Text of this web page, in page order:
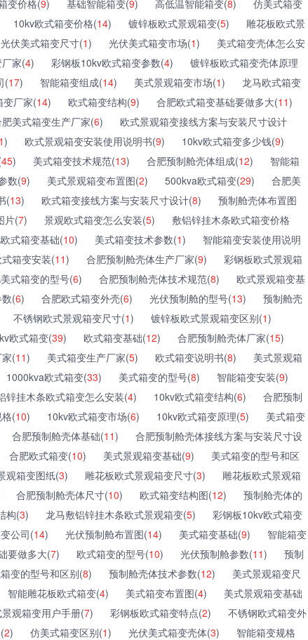
变价格(9) 基础智能箱变(9) 高低温智能箱变(8)
仿美式箱变
10kv欧式箱变价格(14) 镀锌板欧式景观箱变(5)
雕花板欧式景
光伏美式箱变尺寸(1) 光伏美式箱变市场(1)
美式箱变壳体怎么安
家(4) 彩钢板10kv欧式箱变参数(4)
镀锌板欧式箱变壳体原理
(17) 智能箱变组成(14) 美式景观箱变市场(1)
龙马欧式箱变
变厂家(14) 欧式箱变结构(9) 合肥欧式箱变基础要做多大(11)
美式箱变生产厂家(6)
欧式景观箱变接线方案与安装尺寸设计
) 欧式景观箱变安装使用说明书(9) 10kv欧式箱变多少钱(9)
45) 美式箱变技术规范(13) 合肥预制舱壳体组成(12)
智能箱
数(9) 美式景观箱变布置图(2) 500kva欧式箱变(29)
合肥美
(13) 欧式箱变接线方案与安装尺寸设计(8)
预制舱壳体布置图
片(7) 景观欧式箱变怎么安装(5)
敷铝锌挂木条欧式箱变价格
式箱变基础(10) 美式箱变技术参数(1)
智能箱变安装使用说明
箱变安装(11) 合肥预制舱壳体生产厂家(9)
彩钢板欧式景观箱
式箱变的型号(6) 合肥预制舱壳体技术规范(8)
欧式景观箱变基
(6) 合肥欧式箱变外壳(6) 光伏预制舱的型号(13)
预制舱壳
不锈钢欧式景观箱变尺寸(1) 镀锌板欧式景观箱变区别(1)
欧式箱变(39) 欧式箱变基础(12) 合肥预制舱壳体厂家(15)
(11) 美式箱变生产厂家(5) 欧式箱变说明书(8)
美式景观箱
1000kva欧式箱变(33) 美式箱变的型号(8) 智能箱变安装(9)
锌挂木条欧式箱变怎么安装(4) 10kv欧式箱变结构(6)
合肥预制
(10) 10kv欧式箱变市场(6) 10kv欧式箱变原理(5)
美式箱变
合肥预制舱壳体基础(11)
合肥预制舱壳体接线方案与安装尺寸设
合肥欧式箱变(10) 美式景观箱变基础(9)
美式箱变的型号和区
观箱变图纸(3) 雕花板欧式景观箱变尺寸(3)
雕花板欧式景观箱
合肥预制舱壳体尺寸(10) 欧式箱变结构图(12)
预制舱壳体的
构(3) 龙马敷铝锌挂木条欧式景观箱变(5)
彩钢板10kv欧式箱变
公司(14) 光伏预制舱布置图(14) 美式箱变基础(9)
智能箱变
要做多大(7) 欧式箱变的型号(10) 光伏预制舱参数(11)
预制
变的型号和区别(8) 预制舱壳体技术参数(12)
美式景观箱变尺
智能雕花板欧式箱变(4) 美式箱变布置图(4)
美式景观箱变基础
观箱变用户手册(7) 彩钢板欧式箱变特点(2)
不锈钢欧式箱变外
2) 仿美式箱变区别(1) 光伏美式箱变壳体(3)
智能箱变规格